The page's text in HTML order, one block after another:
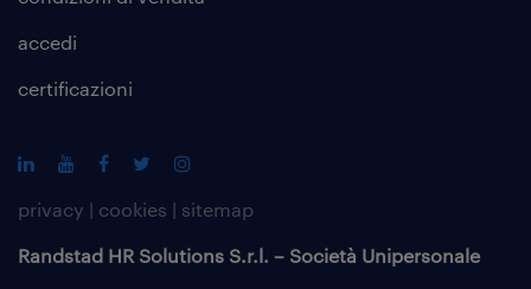
accedi
certificazioni
privacy | cookies | sitemap
Randstad HR Solutions S.r.l. – Società Unipersonale